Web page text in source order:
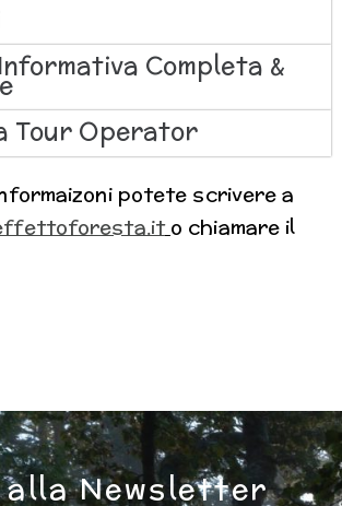
Completa &
Tour Operator
potete scrivere a
o chiamare il
Newsletter